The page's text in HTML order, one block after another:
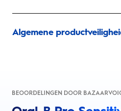
Algemene
BEOORDELINGEN DOOR